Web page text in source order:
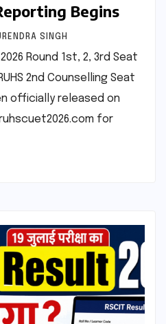
Begins
SINGH
Round 1st, 2, 3rd Seat
2nd Counselling Seat
officially released on
for